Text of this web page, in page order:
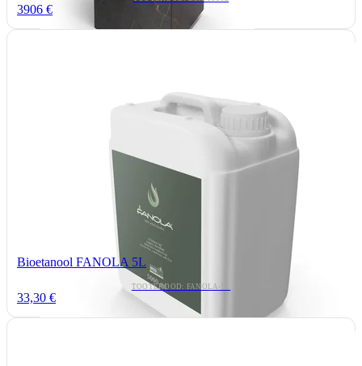
3906 €
Bioetanool FANOLA 5L
TOOTEKOOD: FANOLA-5L
33,30 €